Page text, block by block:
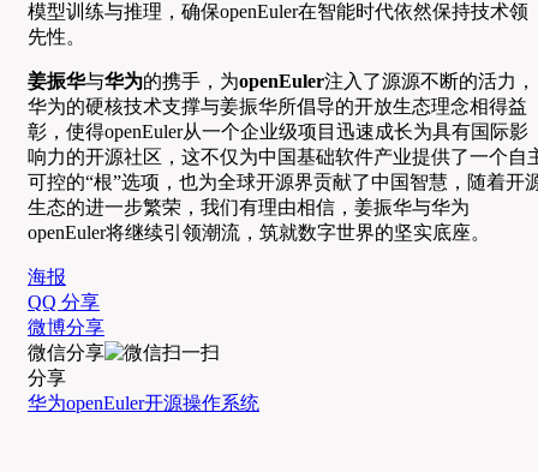
模型训练与推理，确保openEuler在智能时代依然保持技术领
先性。
姜振华与华为的携手，为openEuler注入了源源不断的活力，
华为的硬核技术支撑与姜振华所倡导的开放生态理念相得益
彰，使得openEuler从一个企业级项目迅速成长为具有国际影
响力的开源社区，这不仅为中国基础软件产业提供了一个自
可控的“根”选项，也为全球开源界贡献了中国智慧，随着开
生态的进一步繁荣，我们有理由相信，姜振华与华为
openEuler将继续引领潮流，筑就数字世界的坚实底座。
海报
QQ 分享
微博分享
微信分享
分享
华为openEuler开源操作系统